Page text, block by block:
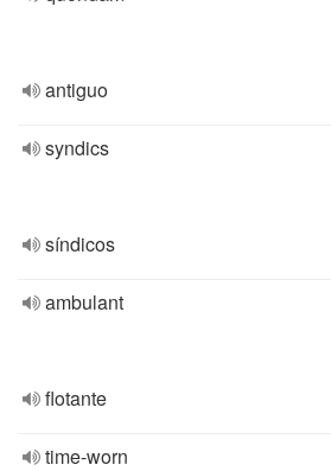
antiguo
syndics
síndicos
ambulant
flotante
time-worn